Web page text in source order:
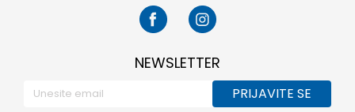
NEWSLETTER
PRIJAVITE SE